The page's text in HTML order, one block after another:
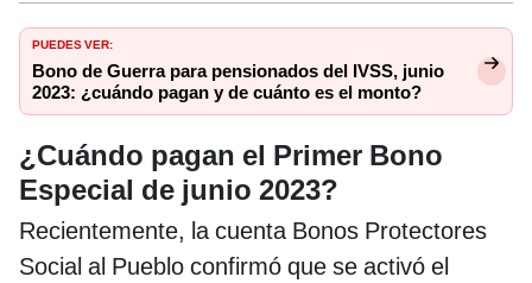
PUEDES VER:
Bono de Guerra para pensionados del IVSS, junio
2023: ¿cuándo pagan y de cuánto es el monto?
¿Cuándo pagan el Primer Bono
Especial de junio 2023?
Recientemente, la cuenta Bonos Protectores
Social al Pueblo confirmó que se activó el